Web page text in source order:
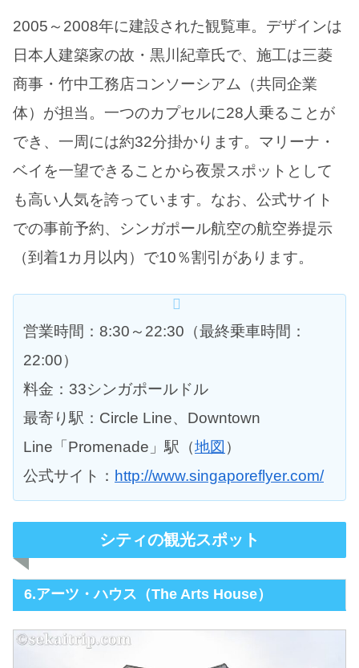
2005～2008年に建設された観覧車。デザインは
日本人建築家の故・黒川紀章氏で、施工は三菱
商事・竹中工務店コンソーシアム（共同企業
体）が担当。一つのカプセルに28人乗ることが
でき、一周には約32分掛かります。マリーナ・
ベイを一望できることから夜景スポットとして
も高い人気を誇っています。なお、公式サイト
での事前予約、シンガポール航空の航空券提示
（到着1カ月以内）で10％割引があります。
営業時間：8:30～22:30（最終乗車時間：
22:00）
料金：33シンガポールドル
最寄り駅：Circle Line、Downtown
Line「Promenade」駅（地図 ）
公式サイト： http://www.singaporeflyer.com/
シティの観光スポット
6.アーツ・ハウス（The Arts House）